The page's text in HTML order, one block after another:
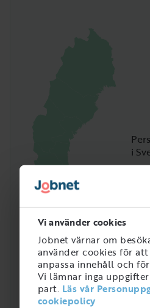
Vi använder cookies
Jobnet värnar om
använder cookies för
anpassa innehåll och
Vi lämnar inga
part. Läs vår
cookiepolicy
i